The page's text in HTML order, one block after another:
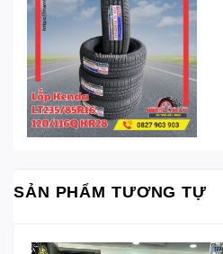
SẢN PHẨM TƯƠNG TỰ